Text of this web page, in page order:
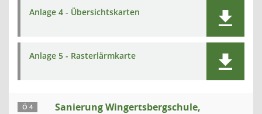
Anlage 4 - Übersichtskarten
Anlage 5 - Rasterlärmkarte
Ö 4
Sanierung Wingertsbergschule,